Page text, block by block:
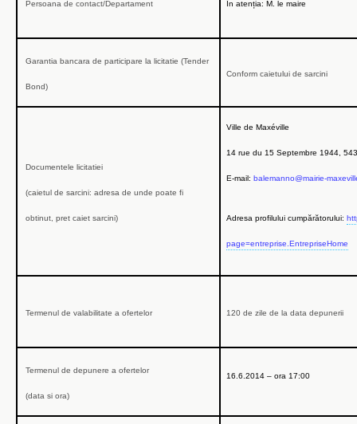
Persoana de contact/Departament În atenția: M. le maire
Garantia bancara de participare la licitatie (Tender
Bond)
Conform caietului de sarcini
Documentele licitatiei
(caietul de sarcini: adresa de unde poate fi
obtinut, pret caiet sarcini)
Ville de Maxéville
14 rue du 15 Septembre 1944,
E-mail: balemanno@mairie-
Adresa profilului cumpărătorului:
page=entreprise.EntrepriseHome
Termenul de valabilitate a ofertelor 120 de zile de la data depunerii
Termenul de depunere a ofertelor
(data si ora)
16.6.2014 – ora 17:00